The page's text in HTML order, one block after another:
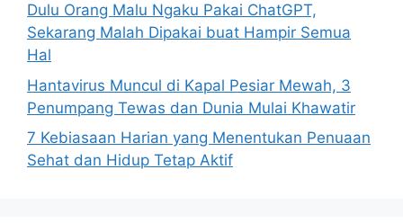
Dulu Orang Malu Ngaku Pakai ChatGPT,
Sekarang Malah Dipakai buat Hampir Semua
Hal
Hantavirus Muncul di Kapal Pesiar Mewah, 3
Penumpang Tewas dan Dunia Mulai Khawatir
7 Kebiasaan Harian yang Menentukan Penuaan
Sehat dan Hidup Tetap Aktif